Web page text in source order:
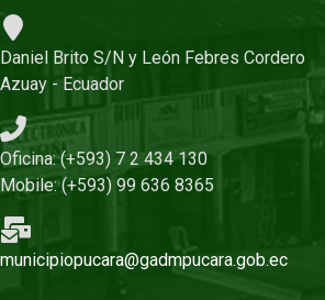
Daniel Brito S/N y León Febres Cordero
Azuay - Ecuador
Oficina: (+593) 7 2 434 130
Mobile: (+593) 99 636 8365
municipiopucara@gadmpucara.gob.ec